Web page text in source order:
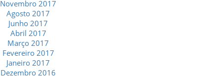
Novembro 2017
Agosto 2017
Junho 2017
Abril 2017
Março 2017
Fevereiro 2017
Janeiro 2017
Dezembro 2016